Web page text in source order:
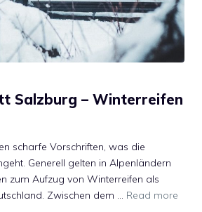
Salzburg – Winterreifen
scharfe Vorschriften, was die
Generell gelten in Alpenländern
zum Aufzug von Winterreifen als
Zwischen dem … Read more